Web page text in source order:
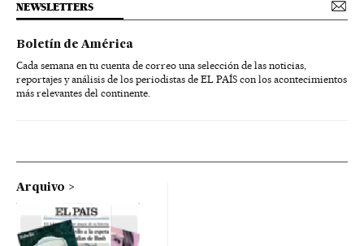
NEWSLETTERS
Boletín de América
Cada semana en tu cuenta de correo una selección de las noticias,
reportajes y análisis de los periodistas de EL PAÍS con los acontecimientos
más relevantes del continente.
Arquivo